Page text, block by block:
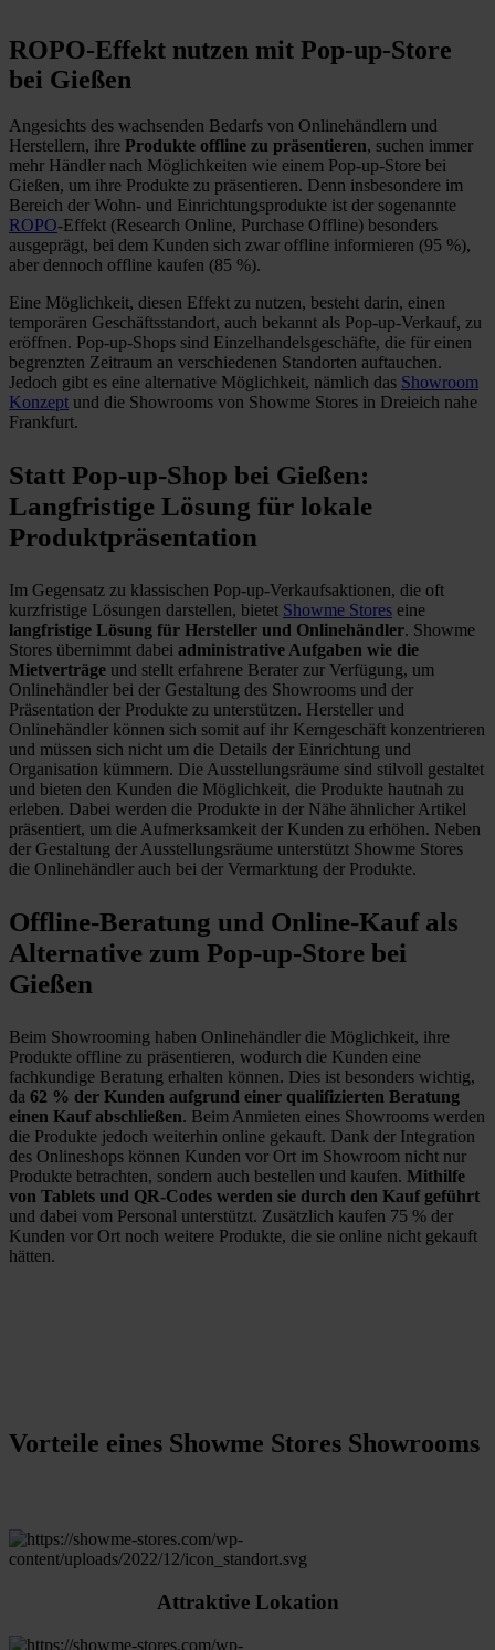
ROPO-Effekt nutzen mit Pop-up-Store
bei Gießen
Angesichts des wachsenden Bedarfs von Onlinehändlern und
Herstellern, ihre Produkte offline zu präsentieren, suchen immer
mehr Händler nach Möglichkeiten wie einem Pop-up-Store bei
Gießen, um ihre Produkte zu präsentieren. Denn insbesondere im
Bereich der Wohn- und Einrichtungsprodukte ist der sogenannte
ROPO-Effekt (Research Online, Purchase Offline) besonders
ausgeprägt, bei dem Kunden sich zwar offline informieren (95 %),
aber dennoch offline kaufen (85 %).
Eine Möglichkeit, diesen Effekt zu nutzen, besteht darin, einen
temporären Geschäftsstandort, auch bekannt als Pop-up-Verkauf, zu
eröffnen. Pop-up-Shops sind Einzelhandelsgeschäfte, die für einen
begrenzten Zeitraum an verschiedenen Standorten auftauchen.
Jedoch gibt es eine alternative Möglichkeit, nämlich das Showroom
Konzept und die Showrooms von Showme Stores in Dreieich nahe
Frankfurt.
Statt Pop-up-Shop bei Gießen:
Langfristige Lösung für lokale
Produktpräsentation
Im Gegensatz zu klassischen Pop-up-Verkaufsaktionen, die oft
kurzfristige Lösungen darstellen, bietet Showme Stores eine
langfristige Lösung für Hersteller und Onlinehändler. Showme
Stores übernimmt dabei administrative Aufgaben wie die
Mietverträge und stellt erfahrene Berater zur Verfügung, um
Onlinehändler bei der Gestaltung des Showrooms und der
Präsentation der Produkte zu unterstützen. Hersteller und
Onlinehändler können sich somit auf ihr Kerngeschäft konzentrieren
und müssen sich nicht um die Details der Einrichtung und
Organisation kümmern. Die Ausstellungsräume sind stilvoll gestaltet
und bieten den Kunden die Möglichkeit, die Produkte hautnah zu
erleben. Dabei werden die Produkte in der Nähe ähnlicher Artikel
präsentiert, um die Aufmerksamkeit der Kunden zu erhöhen. Neben
der Gestaltung der Ausstellungsräume unterstützt Showme Stores
die Onlinehändler auch bei der Vermarktung der Produkte.
Offline-Beratung und Online-Kauf als
Alternative zum Pop-up-Store bei
Gießen
Beim Showrooming haben Onlinehändler die Möglichkeit, ihre
Produkte offline zu präsentieren, wodurch die Kunden eine
fachkundige Beratung erhalten können. Dies ist besonders wichtig,
da 62 % der Kunden aufgrund einer qualifizierten Beratung
einen Kauf abschließen. Beim Anmieten eines Showrooms werden
die Produkte jedoch weiterhin online gekauft. Dank der Integration
des Onlineshops können Kunden vor Ort im Showroom nicht nur
Produkte betrachten, sondern auch bestellen und kaufen. Mithilfe
von Tablets und QR-Codes werden sie durch den Kauf geführt
und dabei vom Personal unterstützt. Zusätzlich kaufen 75 % der
Kunden vor Ort noch weitere Produkte, die sie online nicht gekauft
hätten.
Vorteile eines Showme Stores Showrooms
Attraktive Lokation